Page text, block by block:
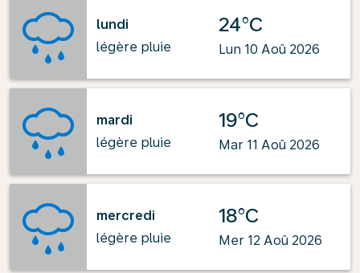
lundi
légère pluie
24°C
Lun 10 Aoû 2026
mardi
légère pluie
19°C
Mar 11 Aoû 2026
mercredi
légère pluie
18°C
Mer 12 Aoû 2026